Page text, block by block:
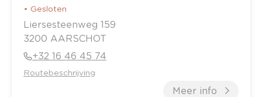
• Gesloten
Liersesteenweg 159
3200 AARSCHOT
+32 16 46 45 74
Routebeschrijving
Meer info